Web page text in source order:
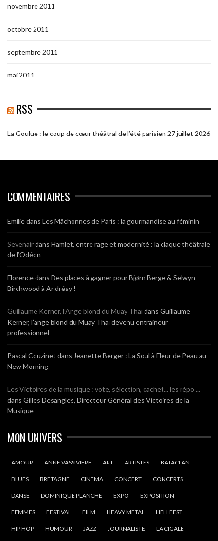
novembre 2011
octobre 2011
septembre 2011
mai 2011
RSS
La Goulue : le coup de cœur théâtral de l’été parisien 27 juillet 2026
COMMENTAIRES
Emiliedans Les Mâchonnes de Paris : la gourmandise au féminin
Sevenairdans Hamlet, entre rage et modernité : la claque théâtrale
de l’Odéon
Florencedans Des places à gagner pour Bjørn Berge & Selwyn
Birchwood à Andrésy !
Guillaume Kerner, l’Ange blond du Muay Thaïdans Guillaume
Kerner, l’ange blond du Muay Thaï devenu entraineur
professionnel
Pascal Couzinet dans Jeanette Berger : La Soul à Fleur de Peau au
New Morning
Les Victoires de la musique : vote, sélection, cachet... les répo ...
dans Gilles Desangles, Directeur Général des Victoires de la
Musique
MON UNIVERS
AMOUR ANNE VASSIVIERE ART ARTISTES BATACLAN
BLUES BRETAGNE CINEMA CONCERT CONCERTS
DANSE DOMINIQUE PLANCHE EXPO EXPOSITION
FEMMES FESTIVAL FILM HEAVY METAL HELLFEST
HIP HOP HUMOUR JAZZ JOURNALISTE LA CIGALE